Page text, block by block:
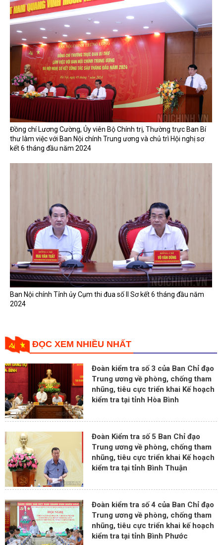
Đồng chí Lương Cường, Ủy viên Bộ Chính trị, Thường trực Ban Bí
thư làm việc với Ban Nội chính Trung ương và chủ trì Hội nghị sơ
kết 6 tháng đầu năm 2024
Ban Nội chính Tỉnh ủy Cụm thi đua số II Sơ kết 6 tháng đầu năm
2024
ĐỌC XEM NHIỀU NHẤT
Đoàn kiểm tra số 3 của Ban Chỉ đạo
Trung ương về phòng, chống tham
nhũng, tiêu cực triển khai Kế hoạch
kiểm tra tại tỉnh Hòa Bình
Đoàn Kiểm tra số 5 Ban Chỉ đạo
Trung ương về phòng, chống tham
nhũng, tiêu cực triển khai Kế hoạch
kiểm tra tại tỉnh Bình Thuận
Đoàn kiểm tra số 4 của Ban Chỉ đạo
Trung ương về phòng, chống tham
nhũng, tiêu cực triển khai kế hoạch
kiểm tra tại tỉnh Bình Phước